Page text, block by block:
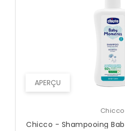
APERÇU
Chicco
Chicco - Shampooing